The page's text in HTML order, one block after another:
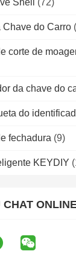
Shell (72)
Chave do Carro
corte de
da chave do
do
fechadura (9)
KEYDIY
CHAT